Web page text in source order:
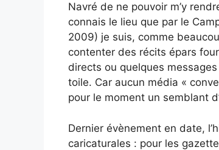
Navré de ne pouvoir m’y
connais le lieu que par le
2009) je suis, comme
contenter des récits épars
directs ou quelques
toile. Car aucun média «
pour le moment un semblant
Dernier évènement en date,
caricaturales : pour les